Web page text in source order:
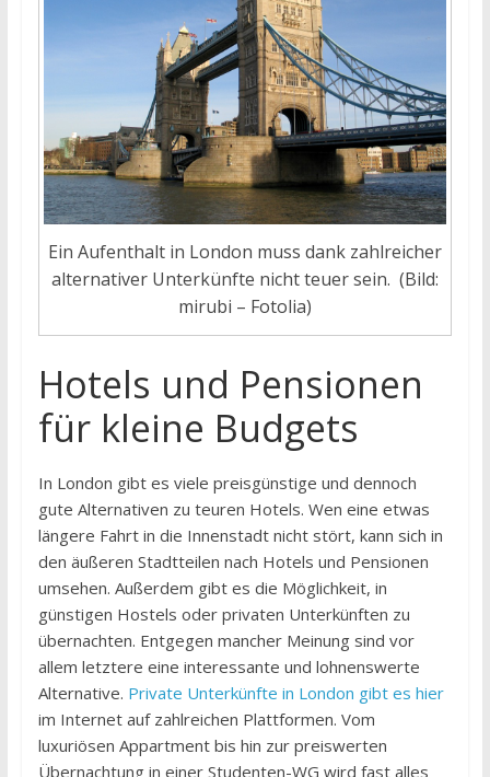
Ein Aufenthalt in London muss dank zahlreicher
alternativer Unterkünfte nicht teuer sein. (Bild:
mirubi – Fotolia)
Hotels und Pensionen
für kleine Budgets
In London gibt es viele preisgünstige und dennoch
gute Alternativen zu teuren Hotels. Wen eine etwas
längere Fahrt in die Innenstadt nicht stört, kann sich in
den äußeren Stadtteilen nach Hotels und Pensionen
umsehen. Außerdem gibt es die Möglichkeit, in
günstigen Hostels oder privaten Unterkünften zu
übernachten. Entgegen mancher Meinung sind vor
allem letztere eine interessante und lohnenswerte
Alternative. Private Unterkünfte in London gibt es hier
im Internet auf zahlreichen Plattformen. Vom
luxuriösen Appartment bis hin zur preiswerten
Übernachtung in einer Studenten-WG wird fast alles